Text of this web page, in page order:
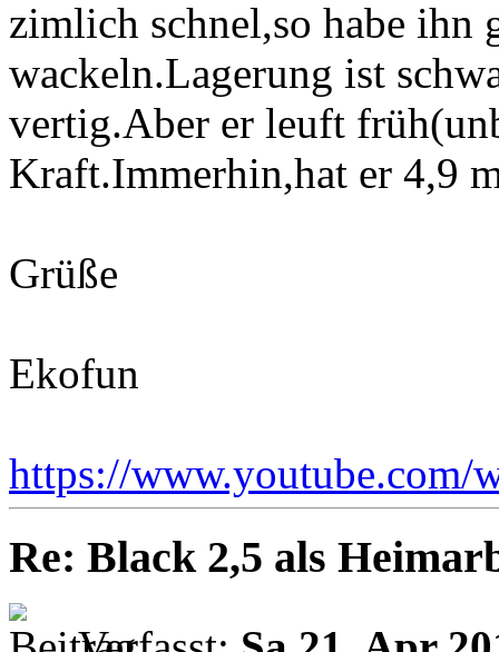
zimlich schnel,so habe ihn
wackeln.Lagerung ist
vertig.Aber er leuft
Kraft.Immerhin,hat er 4,9
Grüße
Ekofun
https://www.youtube.com/
Re: Black 2,5 als